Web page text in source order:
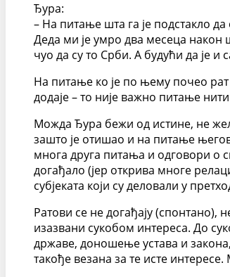
Ђура:
– На питање шта га је подстакло
Деда ми је умро два месеца након
чуо да су то Срби. А будући да је
На питање ко је по њему почео рат
додаје – то није важно питање
Можда Ђура бежи од истине, не
зашто је отишао и на питање
многа друга питања и одговори о
догађало (јер открива многе
субјеката који су деловали у
Ратови се не догађају (спонтано),
изазвани сукобом интереса. До
државе, доношење устава и
такође везана за те исте